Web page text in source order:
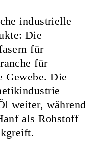
industrielle
Die
für
für
Gewebe. Die
weiter, während
als Rohstoff